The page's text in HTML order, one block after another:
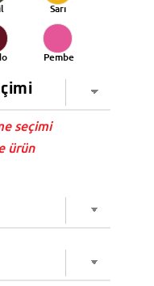
Sarı
Pembe
seçimi
ürün